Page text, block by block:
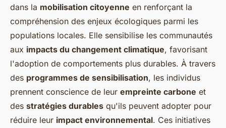
dans la mobilisation citoyenne en renforçant la
compréhension des enjeux écologiques parmi les
populations locales. Elle sensibilise les communautés
aux impacts du changement climatique, favorisant
l'adoption de comportements plus durables. À travers
des programmes de sensibilisation, les individus
prennent conscience de leur empreinte carbone et
des stratégies durables qu'ils peuvent adopter pour
réduire leur impact environnemental. Ces initiatives